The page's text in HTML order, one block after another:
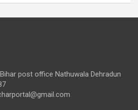
post office Nathuwala Dehradun